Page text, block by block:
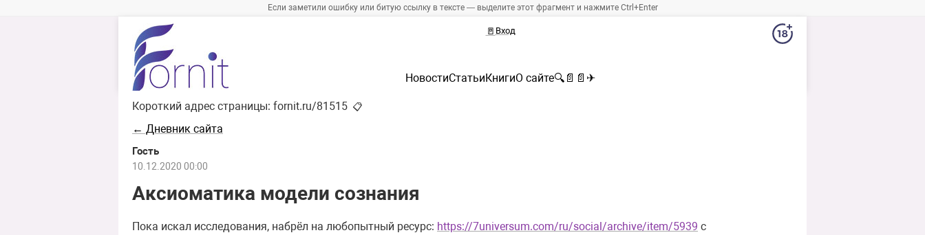
Если заметили ошибку или битую ссылку в тексте — выделите этот фрагмент и нажмите Ctrl+Enter
🚪 Вход
НовостиСтатьиКнигиО сайте🔍 📄 📄 ✈
Короткий адрес страницы: fornit.ru/81515 📋
← Дневник сайта
Гость
10.12.2020 00:00
Аксиоматика модели сознания
Пока искал исследования, набрёл на любопытный ресурс: https://7universum.com/ru/social/archive/item/5939 с